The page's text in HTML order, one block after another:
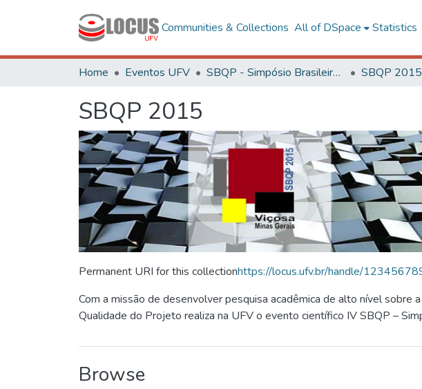
Communities & Collections All of DSpace Statistics
Home Eventos UFV SBQP - Simpósio Brasileiro de Qualidade do Projeto no Ambiente Construído SBQP 2015
SBQP 2015
Permanent URI for this collectionhttps://locus.ufv.br/handle/
Com a missão de desenvolver pesquisa acadêmica de alto nível
Qualidade do Projeto realiza na UFV o evento científico IV SBQP –
Browse